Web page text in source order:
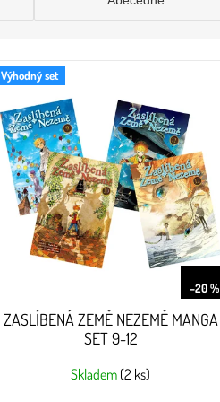
Výhodný set
–20 %
ZASLÍBENÁ ZEMĚ NEZEMĚ MANGA
SET 9-12
Skladem (2 ks)